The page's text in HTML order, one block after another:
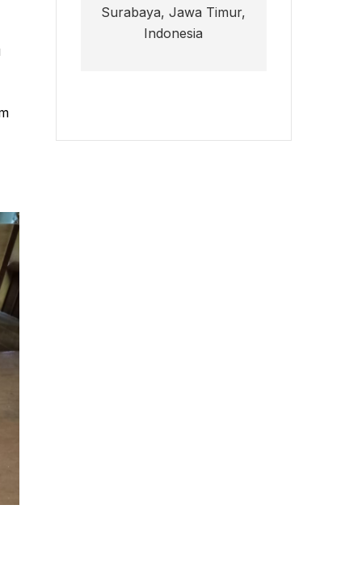
Surabaya, Jawa Timur,
Indonesia